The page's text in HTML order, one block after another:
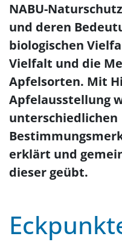
NABU-
und deren
biologischen
Vielfalt und die
Apfelsorten. Mit
Apfelausstellung
unterschiedlichen
erklärt und
dieser geübt.